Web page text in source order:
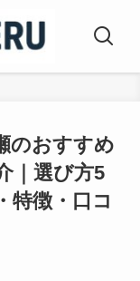
のおすすめ
｜選び方5
特徴・口コ